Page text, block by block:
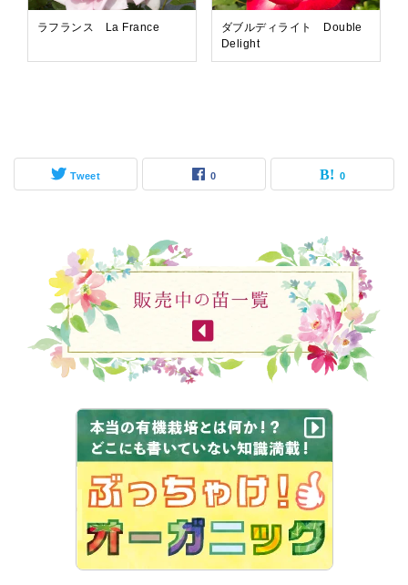
ラフランス La France
ダブルディライト Double
Delight
Tweet 0 0